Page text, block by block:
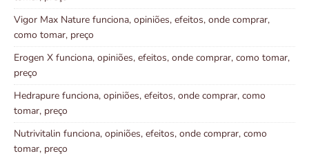
Vigor Max Nature funciona, opiniões, efeitos, onde comprar,
como tomar, preço
Erogen X funciona, opiniões, efeitos, onde comprar, como tomar,
preço
Hedrapure funciona, opiniões, efeitos, onde comprar, como
tomar, preço
Nutrivitalin funciona, opiniões, efeitos, onde comprar, como
tomar, preço